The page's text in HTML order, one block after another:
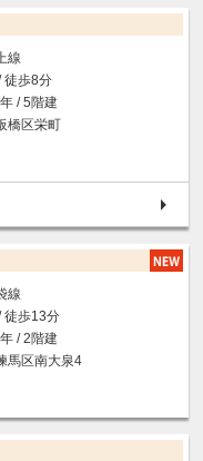
線
徒歩8分
/ 5階建
橋区栄町
線
徒歩13分
/ 2階建
馬区南大泉4